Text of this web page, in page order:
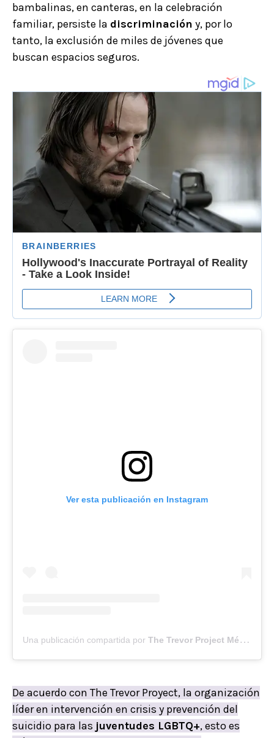
bambalinas, en canteras, en la celebración
familiar, persiste la discriminación y, por lo
tanto, la exclusión de miles de jóvenes que
buscan espacios seguros.
Ver esta publicación en Instagram
Una publicación compartida por The Trevor Project México
De acuerdo con The Trevor Proyect, la organización
líder en intervención en crisis y prevención del
suicidio para las juventudes LGBTQ+, esto es